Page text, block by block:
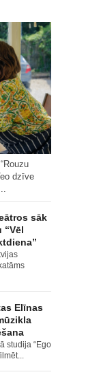
dzīve
sāk
“Vēl
Elīnas
studija “Ego